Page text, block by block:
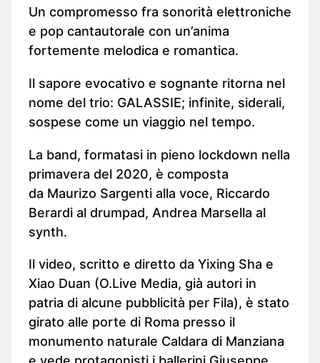
Un compromesso fra sonorità elettroniche
e pop cantautorale con un’anima
fortemente melodica e romantica.
Il sapore evocativo e sognante ritorna nel
nome del trio: GALASSIE; infinite, siderali,
sospese come un viaggio nel tempo.
La band, formatasi in pieno lockdown nella
primavera del 2020, è composta
da Maurizo Sargenti alla voce, Riccardo
Berardi al drumpad, Andrea Marsella al
synth.
Il video, scritto e diretto da Yixing Sha e
Xiao Duan (O.Live Media, già autori in
patria di alcune pubblicità per Fila), è stato
girato alle porte di Roma presso il
monumento naturale Caldara di Manziana